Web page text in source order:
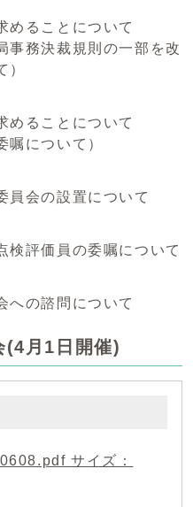
ることについて
事務決裁規則の一部を改
）
ることについて
嘱について）
会の設置について
評価員の委嘱について
の諮問について
(4月1日開催)
サイズ：